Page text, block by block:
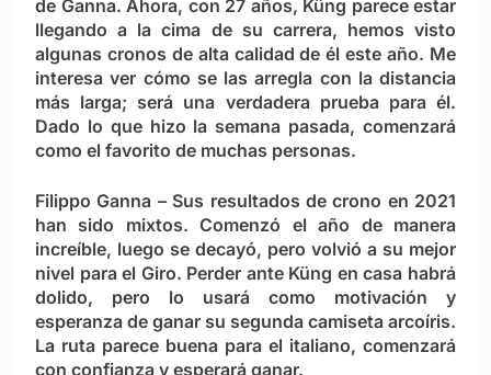
de Ganna. Ahora, con 27 años, Küng parece estar
llegando a la cima de su carrera, hemos visto
algunas cronos de alta calidad de él este año. Me
interesa ver cómo se las arregla con la distancia
más larga; será una verdadera prueba para él.
Dado lo que hizo la semana pasada, comenzará
como el favorito de muchas personas.
Filippo Ganna – Sus resultados de crono en 2021
han sido mixtos. Comenzó el año de manera
increíble, luego se decayó, pero volvió a su mejor
nivel para el Giro. Perder ante Küng en casa habrá
dolido, pero lo usará como motivación y
esperanza de ganar su segunda camiseta arcoíris.
La ruta parece buena para el italiano, comenzará
con confianza y esperará ganar.